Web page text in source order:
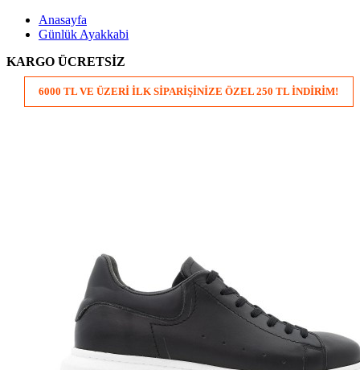
Anasayfa
Günlük Ayakkabi
KARGO ÜCRETSİZ
6000 TL VE ÜZERİ İLK SİPARİŞİNİZE ÖZEL 250 TL İNDİRİM!